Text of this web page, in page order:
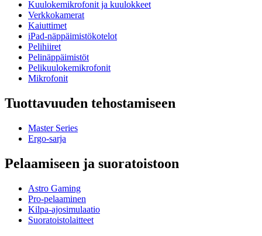
Kuulokemikrofonit ja kuulokkeet
Verkkokamerat
Kaiuttimet
iPad-näppäimistökotelot
Pelihiiret
Pelinäppäimistöt
Pelikuulokemikrofonit
Mikrofonit
Tuottavuuden tehostamiseen
Master Series
Ergo-sarja
Pelaamiseen ja suoratoistoon
Astro Gaming
Pro-pelaaminen
Kilpa-ajosimulaatio
Suoratoistolaitteet